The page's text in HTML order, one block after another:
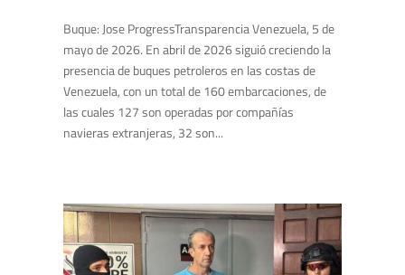
Buque: Jose ProgressTransparencia Venezuela, 5 de
mayo de 2026. En abril de 2026 siguió creciendo la
presencia de buques petroleros en las costas de
Venezuela, con un total de 160 embarcaciones, de
las cuales 127 son operadas por compañías
navieras extranjeras, 32 son...